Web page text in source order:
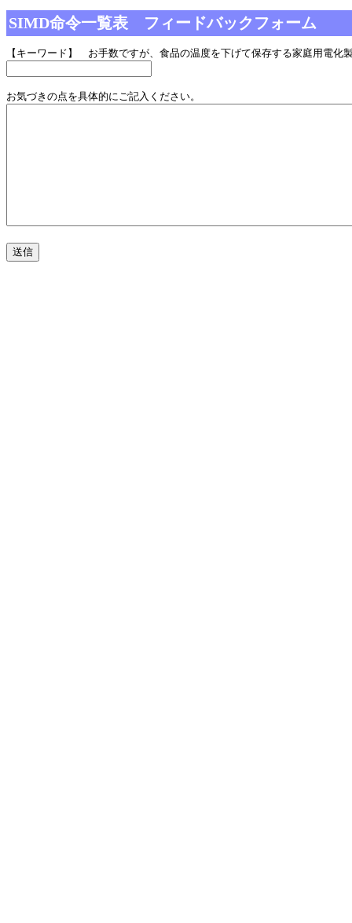
SIMD命令一覧表 フィードバックフォーム
【キーワード】 お手数ですが、食品の温度を下げて保存する家庭用電化
お気づきの点を具体的にご記入ください。